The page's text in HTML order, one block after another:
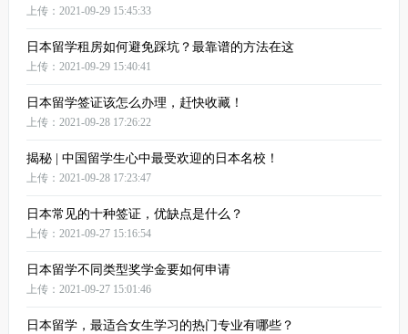
上传：2021-09-29 15:45:33
日本留学租房如何避免踩坑？最靠谱的方法在这
上传：2021-09-29 15:40:41
日本留学签证该怎么办理，赶快收藏！
上传：2021-09-28 17:26:22
揭秘 | 中国留学生心中最受欢迎的日本名校！
上传：2021-09-28 17:23:47
日本常见的十种签证，优缺点是什么？
上传：2021-09-27 15:16:54
日本留学不同类型奖学金要如何申请
上传：2021-09-27 15:01:46
日本留学，最适合女生学习的热门专业有哪些？